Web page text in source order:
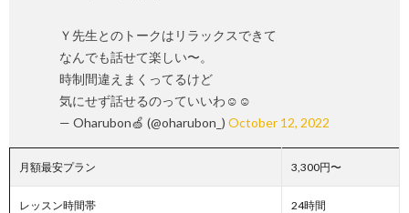
Ｙ先生とのトークはリラックスできて
なんでも話せて楽しい〜。
時制間違えまくってるけど
気にせず話せるのっていいわ☺️☺️
— Oharubon🍏 (@oharubon_) October 12, 2022
月額最安プラン 3,300円〜
レッスン時間帯 24時間